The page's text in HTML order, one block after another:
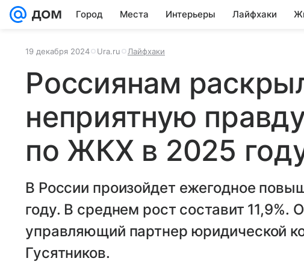
Город Места Интерьеры Лайфхаки
19 декабря 2024 Ura.ru Лайфхаки
Россиянам
неприятную
по ЖКХ в 2025
В России произойдет ежегодное
году. В среднем рост составит 11,9%.
управляющий партнер юридической
Гусятников.